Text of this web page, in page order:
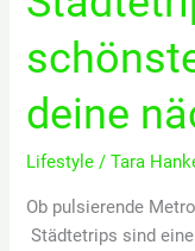
deine
Lifestyle /Tara
Ob pulsierende
Städtetrips sind